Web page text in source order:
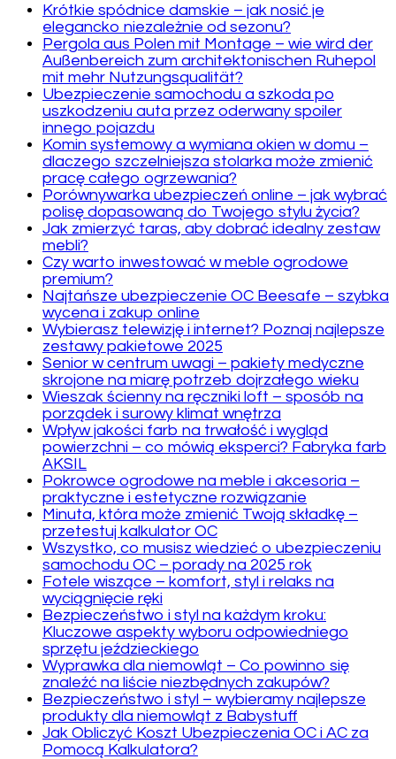
Krótkie spódnice damskie – jak nosić je
elegancko niezależnie od sezonu?
Pergola aus Polen mit Montage – wie wird der
Außenbereich zum architektonischen Ruhepol
mit mehr Nutzungsqualität?
Ubezpieczenie samochodu a szkoda po
uszkodzeniu auta przez oderwany spoiler
innego pojazdu
Komin systemowy a wymiana okien w domu –
dlaczego szczelniejsza stolarka może zmienić
pracę całego ogrzewania?
Porównywarka ubezpieczeń online – jak wybrać
polisę dopasowaną do Twojego stylu życia?
Jak zmierzyć taras, aby dobrać idealny zestaw
mebli?
Czy warto inwestować w meble ogrodowe
premium?
Najtańsze ubezpieczenie OC Beesafe – szybka
wycena i zakup online
Wybierasz telewizję i internet? Poznaj najlepsze
zestawy pakietowe 2025
Senior w centrum uwagi – pakiety medyczne
skrojone na miarę potrzeb dojrzałego wieku
Wieszak ścienny na ręczniki loft – sposób na
porządek i surowy klimat wnętrza
Wpływ jakości farb na trwałość i wygląd
powierzchni – co mówią eksperci? Fabryka farb
AKSIL
Pokrowce ogrodowe na meble i akcesoria –
praktyczne i estetyczne rozwiązanie
Minuta, która może zmienić Twoją składkę –
przetestuj kalkulator OC
Wszystko, co musisz wiedzieć o ubezpieczeniu
samochodu OC – porady na 2025 rok
Fotele wiszące – komfort, styl i relaks na
wyciągnięcie ręki
Bezpieczeństwo i styl na każdym kroku:
Kluczowe aspekty wyboru odpowiedniego
sprzętu jeździeckiego
Wyprawka dla niemowląt – Co powinno się
znaleźć na liście niezbędnych zakupów?
Bezpieczeństwo i styl – wybieramy najlepsze
produkty dla niemowląt z Babystuff
Jak Obliczyć Koszt Ubezpieczenia OC i AC za
Pomocą Kalkulatora?